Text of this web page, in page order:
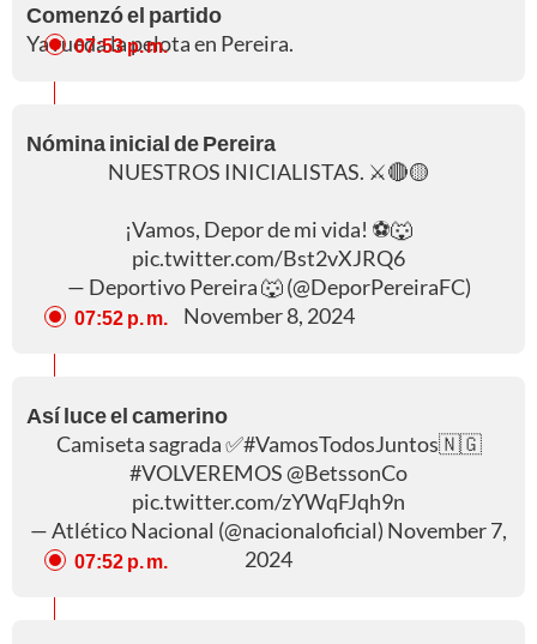
Comenzó el partido
Ya rueda la pelota en Pereira.
07:53 p. m.
Nómina inicial de Pereira
NUESTROS INICIALISTAS. ⚔️🔴🟡
¡Vamos, Depor de mi vida! ⚽️🐺
pic.twitter.com/Bst2vXJRQ6
— Deportivo Pereira 🐺 (@DeporPereiraFC)
November 8, 2024
07:52 p. m.
Así luce el camerino
Camiseta sagrada ✅#VamosTodosJuntos🇳🇬
#VOLVEREMOS@BetssonCo
pic.twitter.com/zYWqFJqh9n
— Atlético Nacional (@nacionaloficial) November 7,
2024
07:52 p. m.